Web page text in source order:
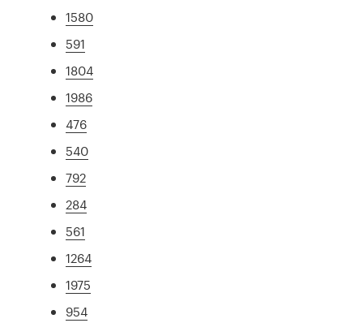
1580
591
1804
1986
476
540
792
284
561
1264
1975
954